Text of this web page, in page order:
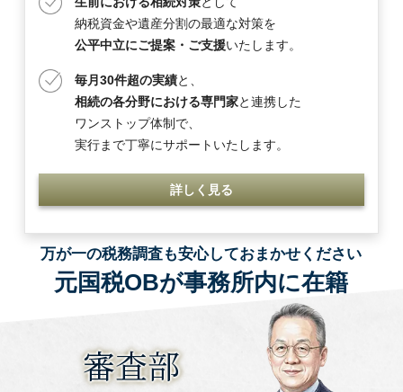
納税資金や遺産分割の最適な対策を
公平中立にご提案・ご支援いたします。
毎月30件超の実績と、
相続の各分野における専門家と連携した
ワンストップ体制で、
実行まで丁寧にサポートいたします。
詳しく見る
万が一の税務調査も安心しておまかせください
元国税OBが事務所内に在籍
審査部